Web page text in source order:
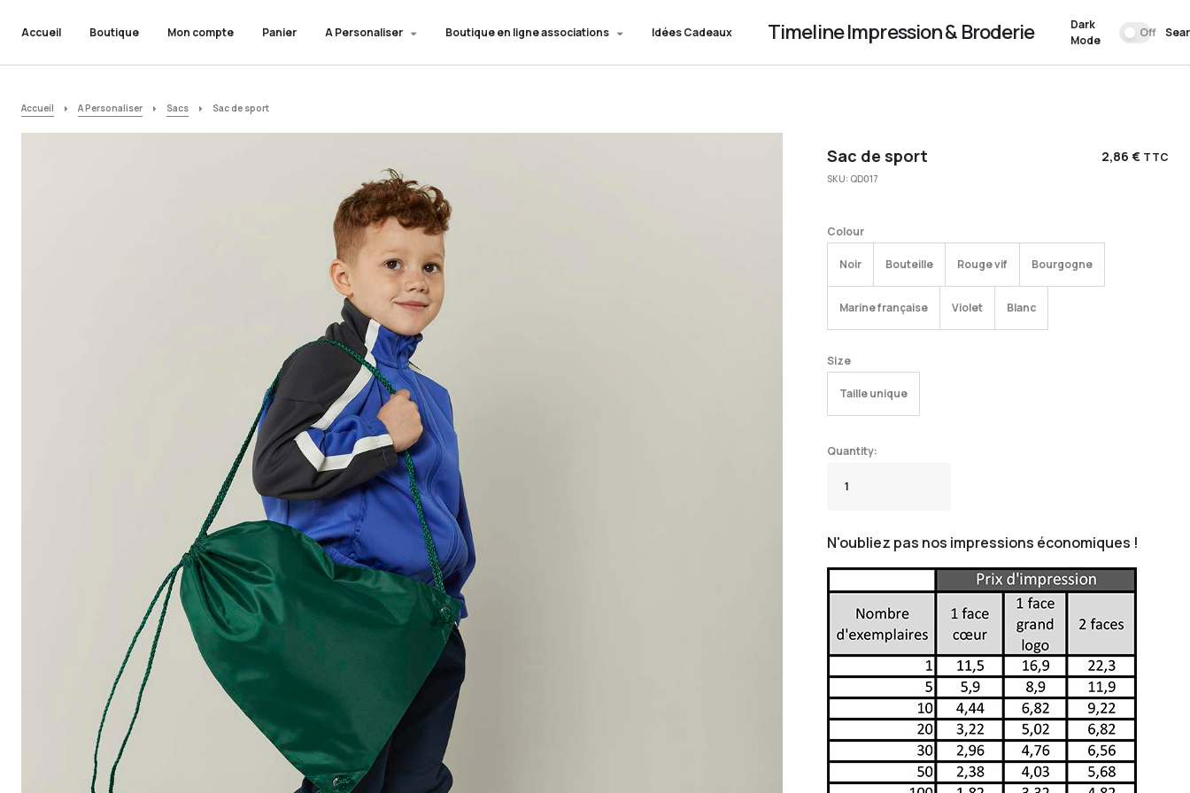
Accueil Boutique Mon compte Panier A Personaliser Boutique en ligne associations Idées Cadeaux Timeline Impression & Broderie
Dark
Mode
Off
Accueil A Personaliser Sacs Sac de sport
Sac de sport 2,86 € TTC
SKU: QD017
Colour
Noir Bouteille Rouge vif Bourgogne
Marine française Violet Blanc
Size
Taille unique
N'oubliez pas nos impressions économiques !